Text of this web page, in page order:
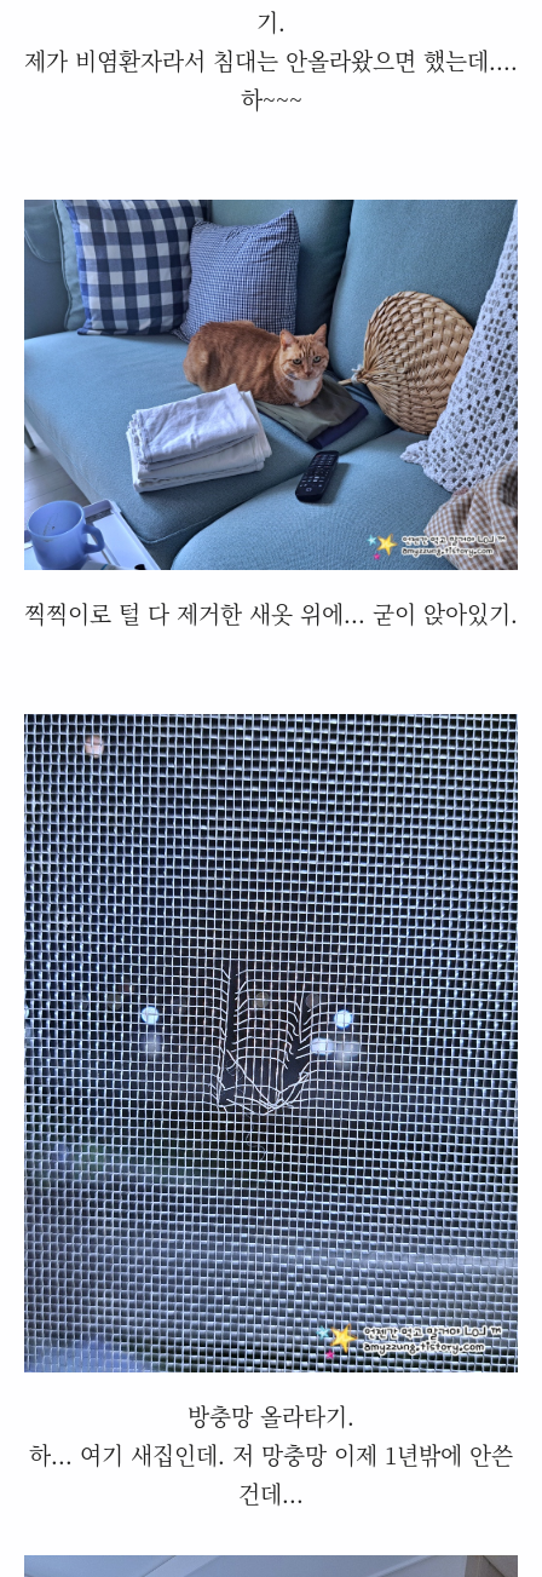
기.
제가 비염환자라서 침대는 안올라왔으면 했는데....
하~~~
찍찍이로 털 다 제거한 새옷 위에... 굳이 앉아있기.
방충망 올라타기.
하... 여기 새집인데. 저 망충망 이제 1년밖에 안쓴
건데...